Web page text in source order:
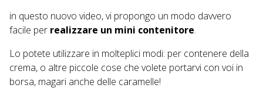
in questo nuovo video, vi propongo un modo davvero
facile per realizzare un mini contenitore.
Lo potete utilizzare in molteplici modi: per contenere della
crema, o altre piccole cose che volete portarvi con voi in
borsa, magari anche delle caramelle!